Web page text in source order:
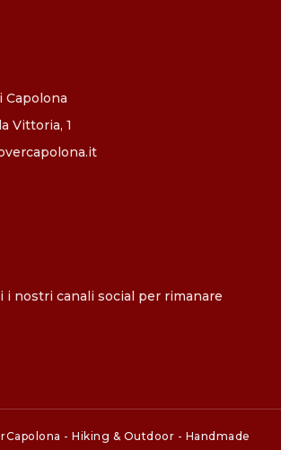
Capolona
Vittoria, 1
i nostri canali social per rimanare
- Hiking & Outdoor - Handmade